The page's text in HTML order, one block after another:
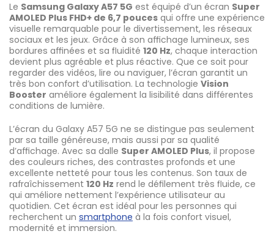
Le Samsung Galaxy A57 5G est équipé d’un écran Super
AMOLED Plus FHD+ de 6,7 pouces qui offre une expérience
visuelle remarquable pour le divertissement, les réseaux
sociaux et les jeux. Grâce à son affichage lumineux, ses
bordures affinées et sa fluidité 120 Hz, chaque interaction
devient plus agréable et plus réactive. Que ce soit pour
regarder des vidéos, lire ou naviguer, l’écran garantit un
très bon confort d’utilisation. La technologie Vision
Booster améliore également la lisibilité dans différentes
conditions de lumière.
L’écran du Galaxy A57 5G ne se distingue pas seulement
par sa taille généreuse, mais aussi par sa qualité
d’affichage. Avec sa dalle Super AMOLED Plus, il propose
des couleurs riches, des contrastes profonds et une
excellente netteté pour tous les contenus. Son taux de
rafraîchissement 120 Hz rend le défilement très fluide, ce
qui améliore nettement l’expérience utilisateur au
quotidien. Cet écran est idéal pour les personnes qui
recherchent un smartphone à la fois confort visuel,
modernité et immersion.